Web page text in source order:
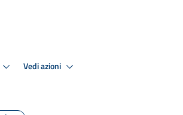
Vedi azioni